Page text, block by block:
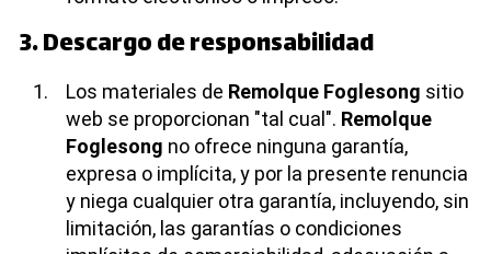
3. Descargo de responsabilidad
Los materiales de Remolque Foglesong sitio
web se proporcionan "tal cual". Remolque
Foglesong no ofrece ninguna garantía,
expresa o implícita, y por la presente renuncia
y niega cualquier otra garantía, incluyendo, sin
limitación, las garantías o condiciones